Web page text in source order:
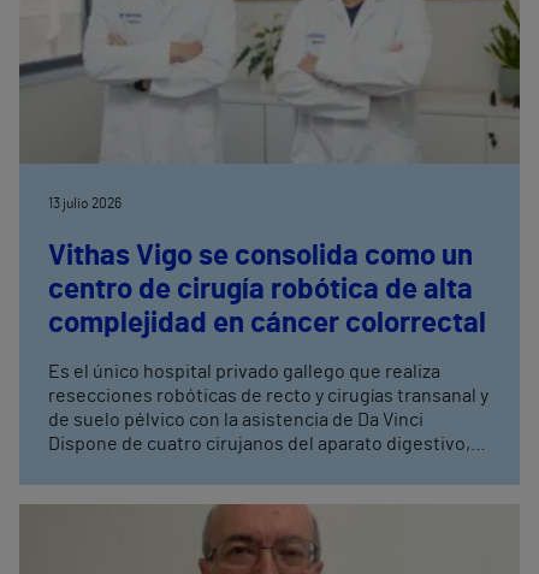
13 julio 2026
Vithas Vigo se consolida como un
centro de cirugía robótica de alta
complejidad en cáncer colorrectal
Es el único hospital privado gallego que realiza
resecciones robóticas de recto y cirugías transanal y
de suelo pélvico con la asistencia de Da Vinci
Dispone de cuatro cirujanos del aparato digestivo,